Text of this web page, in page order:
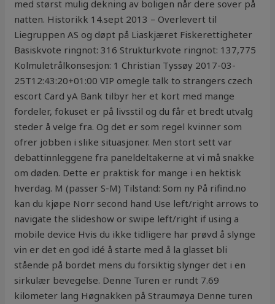
med størst mulig dekning av boligen når dere sover på
natten. Historikk 14.sept 2013 – Overlevert til
Liegruppen AS og døpt på Liaskjæret Fiskerettigheter
Basiskvote ringnot: 316 Strukturkvote ringnot: 137,775
Kolmuletrålkonsesjon: 1 Christian Tyssøy 2017-03-
25T12:43:20+01:00 VIP omegle talk to strangers czech
escort Card yA Bank tilbyr her et kort med mange
fordeler, fokuset er på livsstil og du får et bredt utvalg
steder å velge fra. Og det er som regel kvinner som
ofrer jobben i slike situasjoner. Men stort sett var
debattinnleggene fra paneldeltakerne at vi må snakke
om døden. Dette er praktisk for mange i en hektisk
hverdag. M (passer S-M) Tilstand: Som ny På rifind.no
kan du kjøpe Norr second hand Use left/right arrows to
navigate the slideshow or swipe left/right if using a
mobile device Hvis du ikke tidligere har prøvd å slynge
vin er det en god idé å starte med å la glasset bli
stående på bordet mens du forsiktig slynger det i en
sirkulær bevegelse. Denne Turen er rundt 7.69
kilometer lang Høgnakken på Straumøya Denne turen